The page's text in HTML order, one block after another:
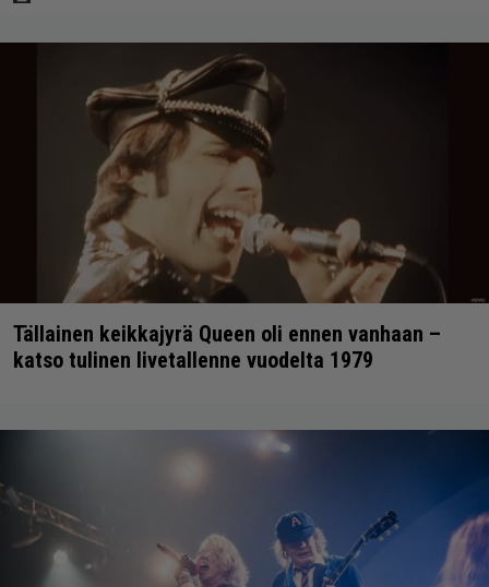
Tällainen keikkajyrä Queen oli ennen vanhaan –
katso tulinen livetallenne vuodelta 1979